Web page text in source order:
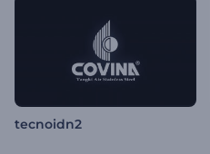
tecnoidn2